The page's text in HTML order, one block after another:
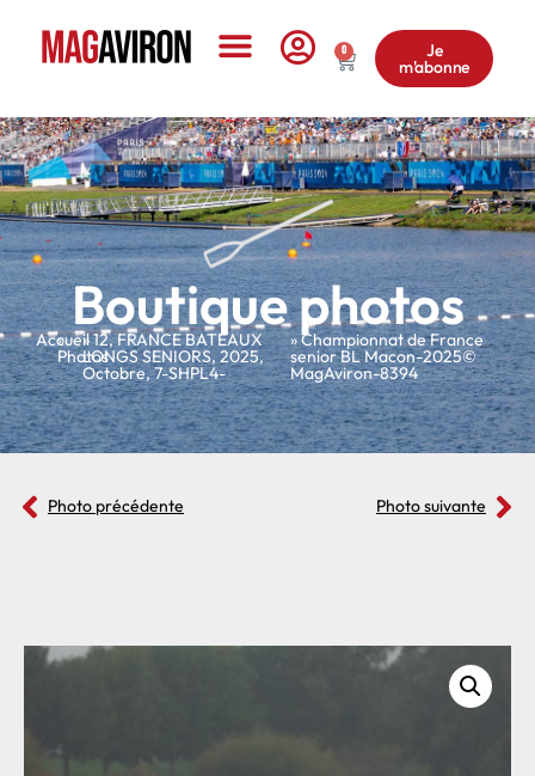
0 Je
m'abonne
Boutique photos
Accueil
»
Photos
»12,FRANCE BATEAUX
LONGS SENIORS,2025,
Octobre,7-SHPL4-
» Championnat de France
senior BL Macon-2025©
MagAviron-8394
Photo précédente Photo suivante